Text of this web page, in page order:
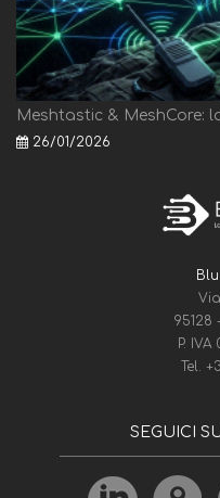
Meshtastic & MeshCore:
26/01/2026
95128
P.
Tel.
SEGUICI